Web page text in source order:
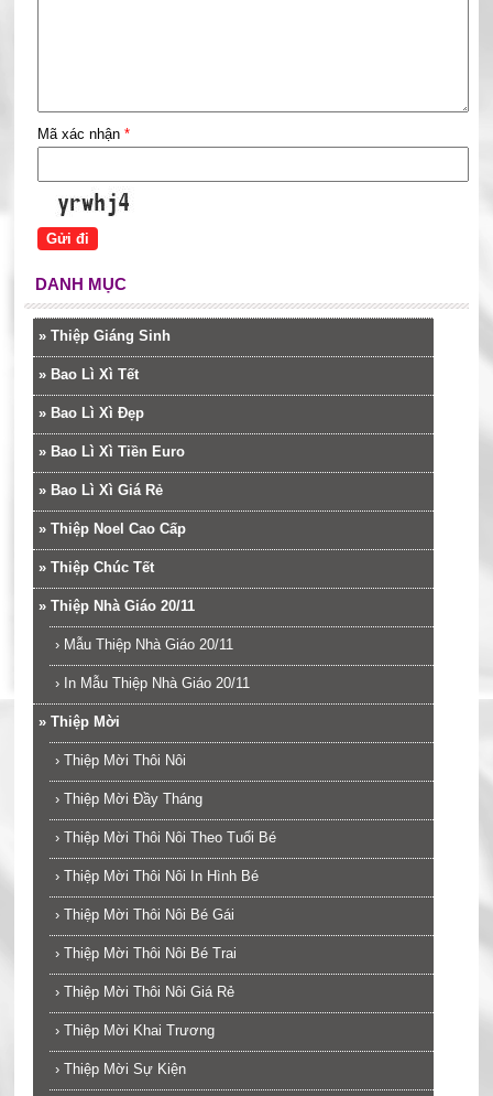
Mã xác nhận *
DANH MỤC
» Thiệp Giáng Sinh
» Bao Lì Xì Tết
» Bao Lì Xì Đẹp
» Bao Lì Xì Tiền Euro
» Bao Lì Xì Giá Rẻ
» Thiệp Noel Cao Cấp
» Thiệp Chúc Tết
» Thiệp Nhà Giáo 20/11
› Mẫu Thiệp Nhà Giáo 20/11
› In Mẫu Thiệp Nhà Giáo 20/11
» Thiệp Mời
› Thiệp Mời Thôi Nôi
› Thiệp Mời Đầy Tháng
› Thiệp Mời Thôi Nôi Theo Tuổi Bé
› Thiệp Mời Thôi Nôi In Hình Bé
› Thiệp Mời Thôi Nôi Bé Gái
› Thiệp Mời Thôi Nôi Bé Trai
› Thiệp Mời Thôi Nôi Giá Rẻ
› Thiệp Mời Khai Trương
› Thiệp Mời Sự Kiện